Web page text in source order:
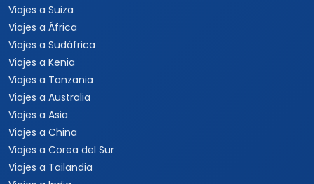
Viajes a Suiza
Viajes a África
Viajes a Sudáfrica
Viajes a Kenia
Viajes a Tanzania
Viajes a Australia
Viajes a Asia
Viajes a China
Viajes a Corea del Sur
Viajes a Tailandia